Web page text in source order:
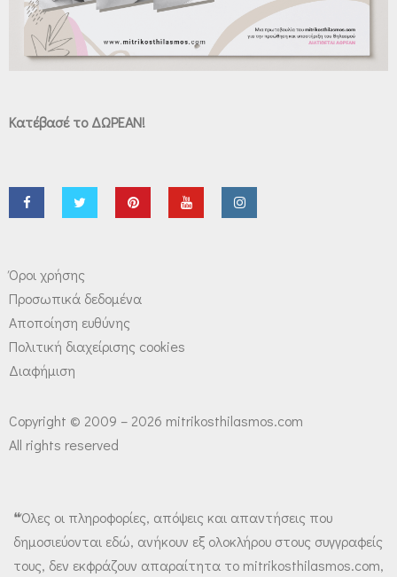
Κατέβασέ το ΔΩΡΕΑΝ!
Όροι χρήσης
Προσωπικά δεδομένα
Αποποίηση ευθύνης
Πολιτική διαχείρισης cookies
Διαφήμιση
Copyright © 2009 – 2026 mitrikosthilasmos.com
All rights reserved
❝Όλες οι πληροφορίες, απόψεις και απαντήσεις που
δημοσιεύονται εδώ, ανήκουν εξ ολοκλήρου στους συγγραφείς
τους, δεν εκφράζουν απαραίτητα το mitrikosthilasmos.com,